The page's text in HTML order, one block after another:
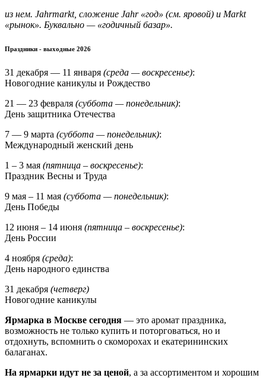
из нем. Jahrmarkt, сложение Jahr «год» (см. яровой) и Markt
«рынок». Буквально — «годичный базар».
Праздники - выходные 2026
31 декабря — 11 января (среда — воскресенье):
Новогодние каникулы и Рождество
21 — 23 февраля (суббота — понедельник):
День защитника Отечества
7 — 9 марта (суббота — понедельник):
Международный женский день
1 – 3 мая (пятница – воскресенье):
Праздник Весны и Труда
9 мая – 11 мая (суббота — понедельник):
День Победы
12 июня – 14 июня (пятница – воскресенье):
День России
4 ноября (среда):
День народного единства
31 декабря (четверг)
Новогодние каникулы
Ярмарка в Москве сегодня — это аромат праздника,
возможность не только купить и поторговаться, но и
отдохнуть, вспомнить о скоморохах и екатерининских
балаганах.
На ярмарки идут не за ценой, а за ассортиментом и хорошим